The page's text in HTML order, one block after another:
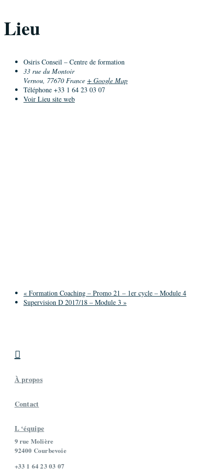
Lieu
Osiris Conseil – Centre de formation
33 rue du Montoir
Vernou, 77670 France + Google Map
Téléphone +33 1 64 23 03 07
Voir Lieu site web
« Formation Coaching – Promo 21 – 1er cycle – Module 4
Supervision D 2017/18 – Module 3 »

À propos
Contact
L ‘équipe
9 rue Molière
92400 Courbevoie
+33 1 64 23 03 07